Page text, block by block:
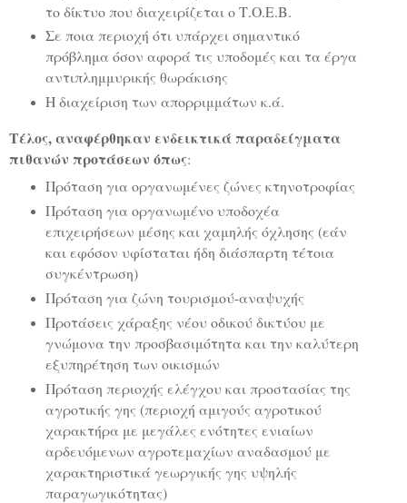
το δίκτυο που διαχειρίζεται ο Τ.Ο.Ε.Β.
Σε ποια περιοχή ότι υπάρχει σημαντικό
πρόβλημα όσον αφορά τις υποδομές και τα έργα
αντιπλημμυρικής θωράκισης
Η διαχείριση των απορριμμάτων κ.ά.
Τέλος, αναφέρθηκαν ενδεικτικά παραδείγματα
πιθανών προτάσεων όπως:
Πρόταση για οργανωμένες ζώνες κτηνοτροφίας
Πρόταση για οργανωμένο υποδοχέα
επιχειρήσεων μέσης και χαμηλής όχλησης (εάν
και εφόσον υφίσταται ήδη διάσπαρτη τέτοια
συγκέντρωση)
Πρόταση για ζώνη τουρισμού-αναψυχής
Προτάσεις χάραξης νέου οδικού δικτύου με
γνώμονα την προσβασιμότητα και την καλύτερη
εξυπηρέτηση των οικισμών
Πρόταση περιοχής ελέγχου και προστασίας της
αγροτικής γης (περιοχή αμιγούς αγροτικού
χαρακτήρα με μεγάλες ενότητες ενιαίων
αρδευόμενων αγροτεμαχίων αναδασμού με
χαρακτηριστικά γεωργικής γης υψηλής
παραγωγικότητας)